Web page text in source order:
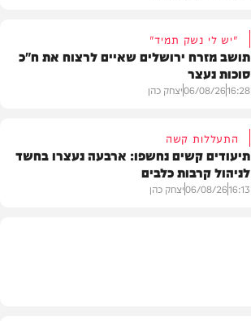
"יש לי נשק תמיד"
תושב מזרח ירושלים שאיים לרצוח את ח"כ
סוכות נעצר
16:28
06/08/26יצחק כהן
התעללות קשה
תיעודים קשים נחשפו: ארבעה נעצרו בחשד
לניהול קרבות כלבים
16:13
06/08/26יצחק כהן